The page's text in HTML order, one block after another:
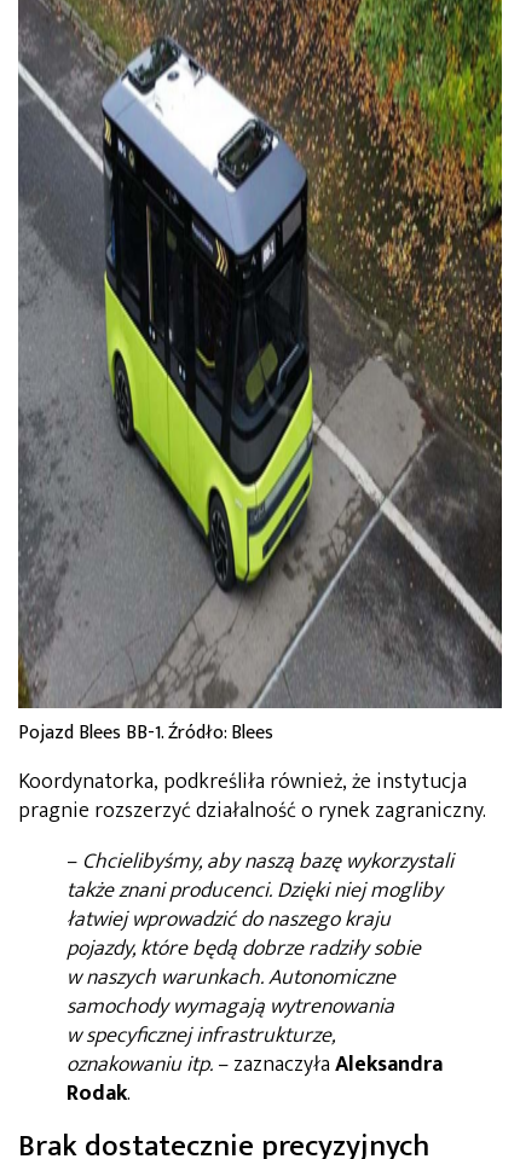
Pojazd Blees BB-1. Źródło: Blees
Koordynatorka, podkreśliła również, że instytucja
pragnie rozszerzyć działalność o rynek zagraniczny.
– Chcielibyśmy, aby naszą bazę wykorzystali
także znani producenci. Dzięki niej mogliby
łatwiej wprowadzić do naszego kraju
pojazdy, które będą dobrze radziły sobie
w naszych warunkach. Autonomiczne
samochody wymagają wytrenowania
w specyficznej infrastrukturze,
oznakowaniu itp.– zaznaczyłaAleksandra
Rodak.
Brak dostatecznie precyzyjnych